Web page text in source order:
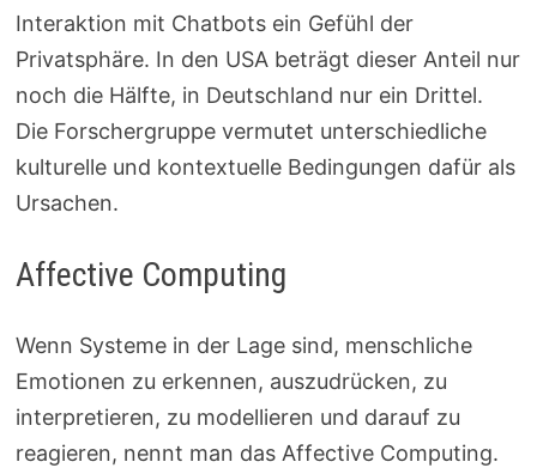
Interaktion mit Chatbots ein Gefühl der
Privatsphäre. In den USA beträgt dieser Anteil nur
noch die Hälfte, in Deutschland nur ein Drittel.
Die Forschergruppe vermutet unterschiedliche
kulturelle und kontextuelle Bedingungen dafür als
Ursachen.
Affective Computing
Wenn Systeme in der Lage sind, menschliche
Emotionen zu erkennen, auszudrücken, zu
interpretieren, zu modellieren und darauf zu
reagieren, nennt man das Affective Computing.